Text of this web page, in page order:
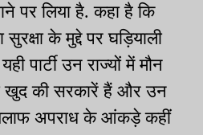
पर लिया है. कहा है कि
के मुद्दे पर घड़ियाली
पार्टी उन राज्यों में मौन
खुद की सरकारें हैं और उन
अपराध के आंकड़े कहीं